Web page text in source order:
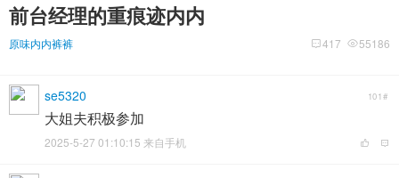
前台经理的重痕迹内内
原味内内裤裤 55186
417
se5320 101#
大姐夫积极参加
2025-5-27 01:10:15 来自手机